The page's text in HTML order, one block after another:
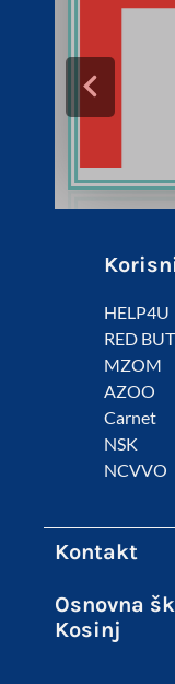
HELP4U
RED
MZOM
AZOO
Carnet
NSK
NCVVO
Kontakt
Osnovna
Kosinj